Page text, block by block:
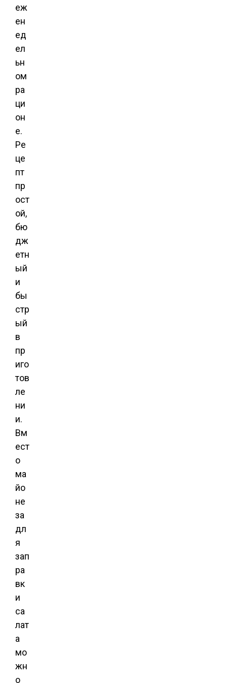
еж
ен
ед
ел
ьн
ом
ра
ци
он
е.
Ре
це
пт
пр
ост
ой,
бю
дж
етн
ый
и
бы
стр
ый
в
пр
иго
тов
ле
ни
и.
Вм
ест
о
ма
йо
не
за
дл
я
зап
ра
вк
и
са
лат
а
мо
жн
о